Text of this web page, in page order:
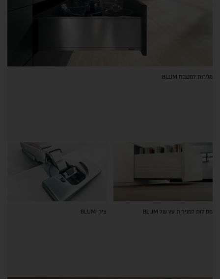
מגירות למטבח BLUM
מסילות למגירות עץ של BLUM צירי BLUM